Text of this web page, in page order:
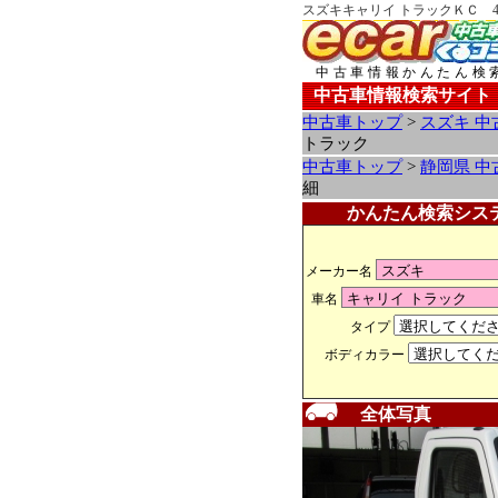
スズキキャリイ トラックＫＣ
中古車情報かんたん検
中古車情報検索サイト
中古車トップ> スズキ 中
トラック
中古車トップ> 静岡県 中
細
かんたん検索シス
メーカー名
車名
タイプ
ボディカラー
全体写真